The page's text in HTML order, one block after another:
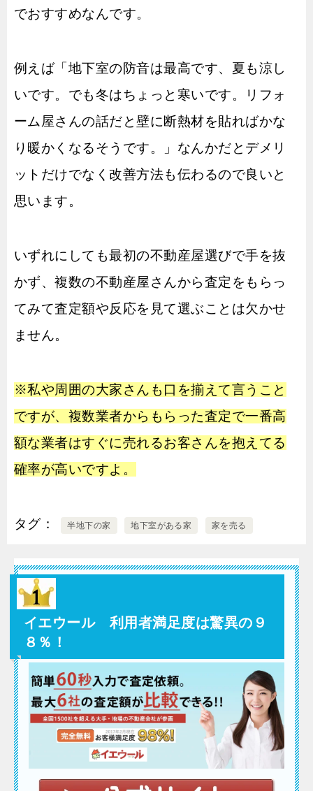
でおすすめなんです。
例えば「地下室の防音は最高です、夏も涼し
いです。でも冬はちょっと寒いです。リフォ
ーム屋さんの話だと壁に断熱材を貼ればかな
り暖かくなるそうです。」なんかだとデメリ
ットだけでなく改善方法も伝わるので良いと
思います。
いずれにしても最初の不動産屋選びで手を抜
かず、複数の不動産屋さんから査定をもらっ
てみて査定額や反応を見て選ぶことは欠かせ
ません。
※私や周囲の大家さんも口を揃えて言うこと
ですが、複数業者からもらった査定で一番高
額な業者はすぐに売れるお客さんを抱えてる
確率が高いですよ。
タグ 半地下の家 地下室がある家 家を売る
イエウール 利用者満足度は驚異の９
８％！